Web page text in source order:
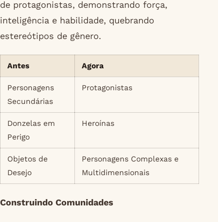
de protagonistas, demonstrando força,
inteligência e habilidade, quebrando
estereótipos de gênero.
Antes Agora
Personagens
Secundárias
Protagonistas
Donzelas em
Perigo
Heroínas
Objetos de
Desejo
Personagens Complexas e
Multidimensionais
Construindo Comunidades